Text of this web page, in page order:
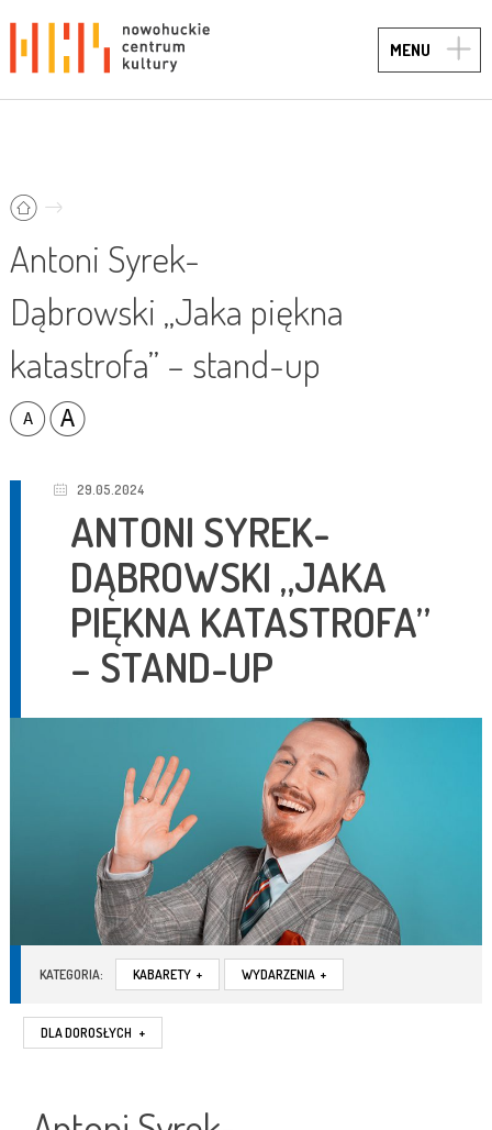
MENU
Antoni Syrek-
Dąbrowski „Jaka piękna
katastrofa” – stand-up
29.05.2024
ANTONI SYREK-
DĄBROWSKI „JAKA
PIĘKNA KATASTROFA”
– STAND-UP
KATEGORIA: KABARETY + WYDARZENIA +
DLA DOROSŁYCH +